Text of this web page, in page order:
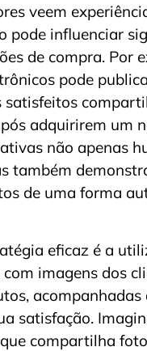
veem
pode influenciar
de compra. Por
pode
satisfeitos
adquirirem um
não apenas
também
de uma forma
eficaz é a
imagens dos
satisfação.
compartilha